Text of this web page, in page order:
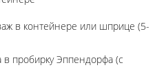
в контейнере или шприце (5-
в пробирку Эппендорфа (с